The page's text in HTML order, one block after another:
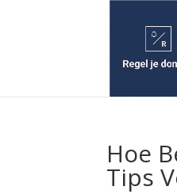
Hoe
Tips